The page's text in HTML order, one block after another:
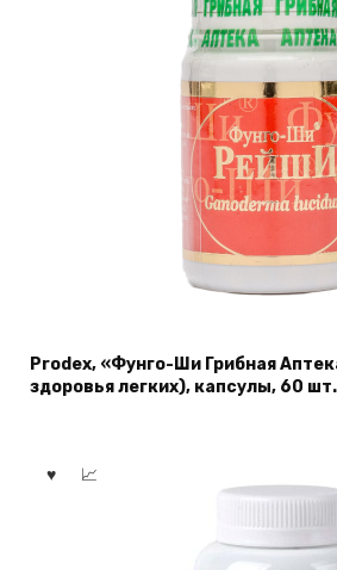
Prodex, «Фунго-Ши Грибная
здоровья легких), капсулы, 60 шт.